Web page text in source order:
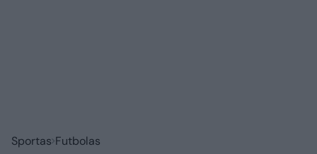
Sportas Futbolas